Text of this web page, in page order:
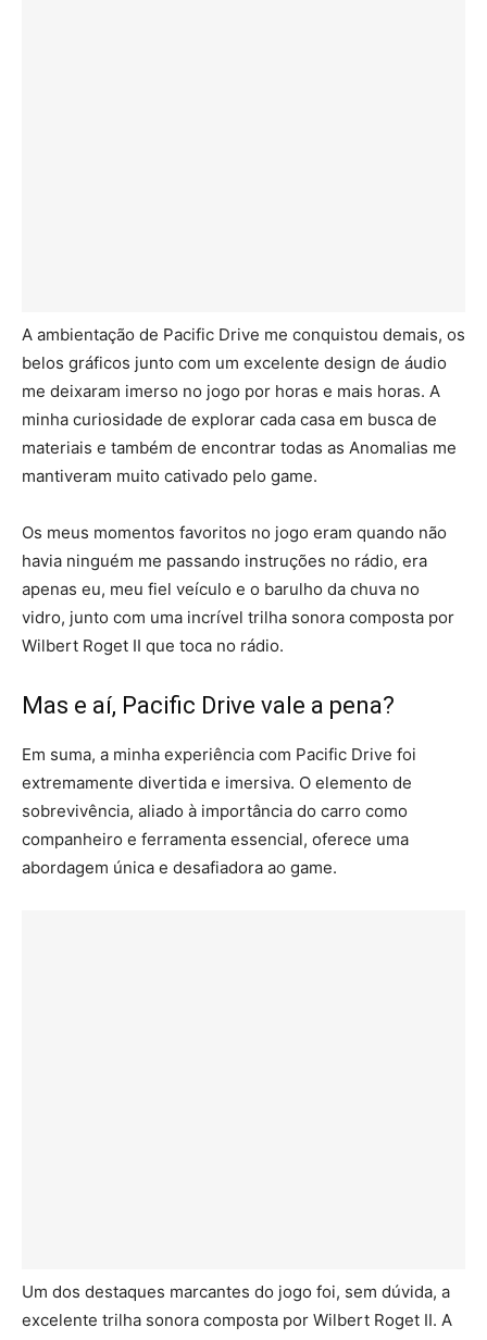
A ambientação de Pacific Drive me conquistou demais, os
belos gráficos junto com um excelente design de áudio
me deixaram imerso no jogo por horas e mais horas. A
minha curiosidade de explorar cada casa em busca de
materiais e também de encontrar todas as Anomalias me
mantiveram muito cativado pelo game.
Os meus momentos favoritos no jogo eram quando não
havia ninguém me passando instruções no rádio, era
apenas eu, meu fiel veículo e o barulho da chuva no
vidro, junto com uma incrível trilha sonora composta por
Wilbert Roget II que toca no rádio.
Mas e aí, Pacific Drive vale a pena?
Em suma, a minha experiência com Pacific Drive foi
extremamente divertida e imersiva. O elemento de
sobrevivência, aliado à importância do carro como
companheiro e ferramenta essencial, oferece uma
abordagem única e desafiadora ao game.
Um dos destaques marcantes do jogo foi, sem dúvida, a
excelente trilha sonora composta por Wilbert Roget II. A